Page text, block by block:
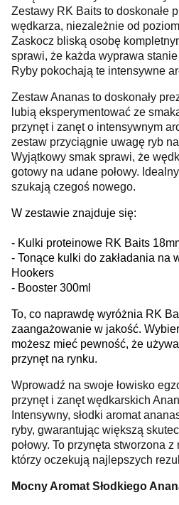
Zestawy RK Baits to doskonałe
wędkarza, niezależnie od
Zaskocz bliską osobę
sprawi, że każda wyprawa
Ryby pokochają te intensywne
Zestaw Ananas to doskonały
lubią eksperymentować ze
przynęt i zanęt o intensywnym
zestaw przyciągnie uwagę ryb
Wyjątkowy smak sprawi, że
gotowy na udane połowy.
szukają czegoś nowego.
W zestawie znajduje się:
- Kulki proteinowe RK Baits
- Tonące kulki do zakładania na
Hookers
- Booster 300ml
To, co naprawdę wyróżnia RK
zaangażowanie w jakość.
możesz mieć pewność, że
przynęt na rynku.
Wprowadź na swoje łowisko
przynęt i zanęt wędkarskich
Intensywny, słodki aromat
ryby, gwarantując większą
połowy. To przynęta stworzona
którzy oczekują najlepszych
Mocny Aromat Słodkiego